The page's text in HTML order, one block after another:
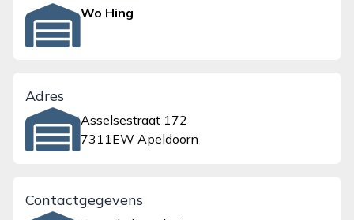
Wo Hing
Adres
Asselsestraat 172
7311EW Apeldoorn
Contactgegevens